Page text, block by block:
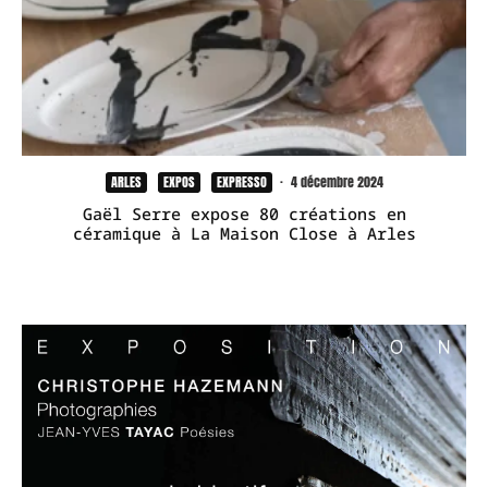
ARLES EXPOS EXPRESSO · 4 décembre 2024
Gaël Serre expose 80 créations en
céramique à La Maison Close à Arles